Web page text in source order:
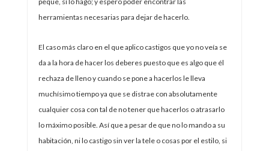
herramientas necesarias para dejar de hacerlo.
El caso más claro en el que aplico castigos que yo no veía se
da a la hora de hacer los deberes puesto que es algo que él
rechaza de lleno y cuando se pone a hacerlos le lleva
muchísimo tiempo ya que se distrae con absolutamente
cualquier cosa con tal de no tener que hacerlos o atrasarlo
lo máximo posible. Así que a pesar de que no lo mando a su
habitación, ni lo castigo sin ver la tele o cosas por el estilo, si